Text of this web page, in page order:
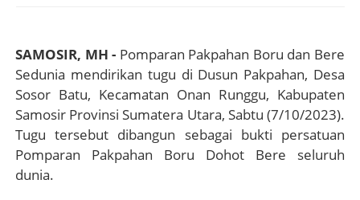
SAMOSIR, MH - Pomparan Pakpahan Boru dan Bere
Sedunia mendirikan tugu di Dusun Pakpahan, Desa
Sosor Batu, Kecamatan Onan Runggu, Kabupaten
Samosir Provinsi Sumatera Utara, Sabtu (7/10/2023).
Tugu tersebut dibangun sebagai bukti persatuan
Pomparan Pakpahan Boru Dohot Bere seluruh
dunia.